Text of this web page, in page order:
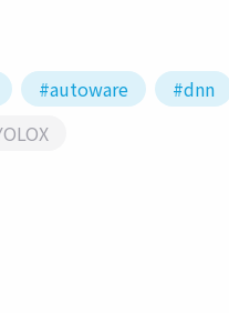
#autoware
#dnn